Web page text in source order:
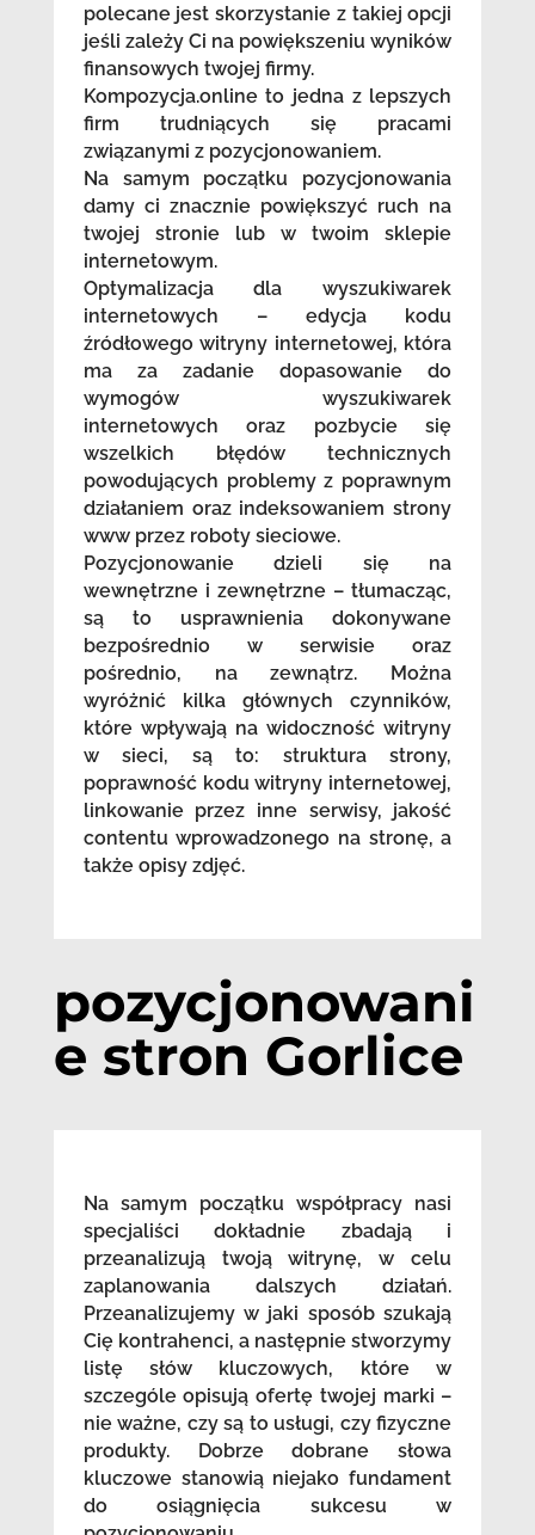
polecane jest skorzystanie z takiej opcji
jeśli zależy Ci na powiększeniu wyników
finansowych twojej firmy.
Kompozycja.online to jedna z lepszych
firm trudniących się pracami
związanymi z pozycjonowaniem.
Na samym początku pozycjonowania
damy ci znacznie powiększyć ruch na
twojej stronie lub w twoim sklepie
internetowym.
Optymalizacja dla wyszukiwarek
internetowych – edycja kodu
źródłowego witryny internetowej, która
ma za zadanie dopasowanie do
wymogów wyszukiwarek
internetowych oraz pozbycie się
wszelkich błędów technicznych
powodujących problemy z poprawnym
działaniem oraz indeksowaniem strony
www przez roboty sieciowe.
Pozycjonowanie dzieli się na
wewnętrzne i zewnętrzne – tłumacząc,
są to usprawnienia dokonywane
bezpośrednio w serwisie oraz
pośrednio, na zewnątrz. Można
wyróżnić kilka głównych czynników,
które wpływają na widoczność witryny
w sieci, są to: struktura strony,
poprawność kodu witryny internetowej,
linkowanie przez inne serwisy, jakość
contentu wprowadzonego na stronę, a
także opisy zdjęć.
pozycjonowani
e stron Gorlice
Na samym początku współpracy nasi
specjaliści dokładnie zbadają i
przeanalizują twoją witrynę, w celu
zaplanowania dalszych działań.
Przeanalizujemy w jaki sposób szukają
Cię kontrahenci, a następnie stworzymy
listę słów kluczowych, które w
szczególe opisują ofertę twojej marki –
nie ważne, czy są to usługi, czy fizyczne
produkty. Dobrze dobrane słowa
kluczowe stanowią niejako fundament
do osiągnięcia sukcesu w